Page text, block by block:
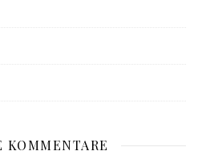
KOMMENTARE